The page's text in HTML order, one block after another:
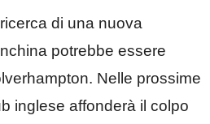
di una nuova
potrebbe essere
Nelle prossime
inglese affonderà il colpo